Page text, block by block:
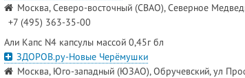
Москва, Северо-восточный (СВАО), Северное
+7 (495) 363-35-00
Али Капс N4 капсулы массой 0,45г бл
ЗДОРОВ.ру-Новые Черёмушки
Москва, Юго-западный (ЮЗАО), Обручевский, ул